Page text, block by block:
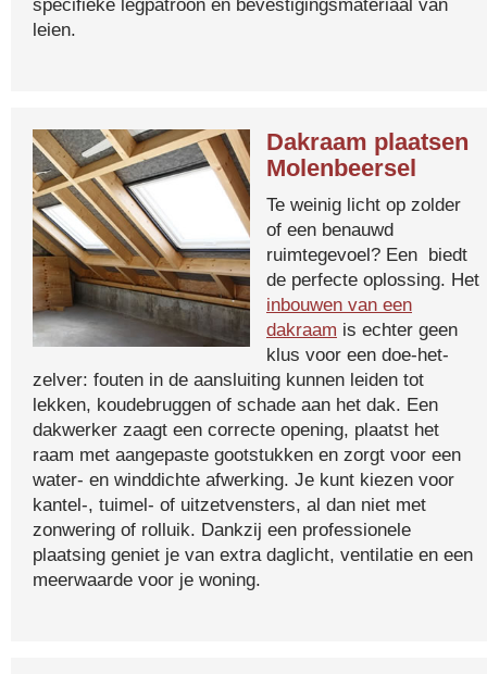
specifieke legpatroon en bevestigingsmateriaal van
leien.
Dakraam plaatsen
Molenbeersel
Te weinig licht op zolder
of een benauwd
ruimtegevoel? Een biedt
de perfecte oplossing. Het
inbouwen van een
dakraam is echter geen
klus voor een doe-het-
zelver: fouten in de aansluiting kunnen leiden tot
lekken, koudebruggen of schade aan het dak. Een
dakwerker zaagt een correcte opening, plaatst het
raam met aangepaste gootstukken en zorgt voor een
water- en winddichte afwerking. Je kunt kiezen voor
kantel-, tuimel- of uitzetvensters, al dan niet met
zonwering of rolluik. Dankzij een professionele
plaatsing geniet je van extra daglicht, ventilatie en een
meerwaarde voor je woning.